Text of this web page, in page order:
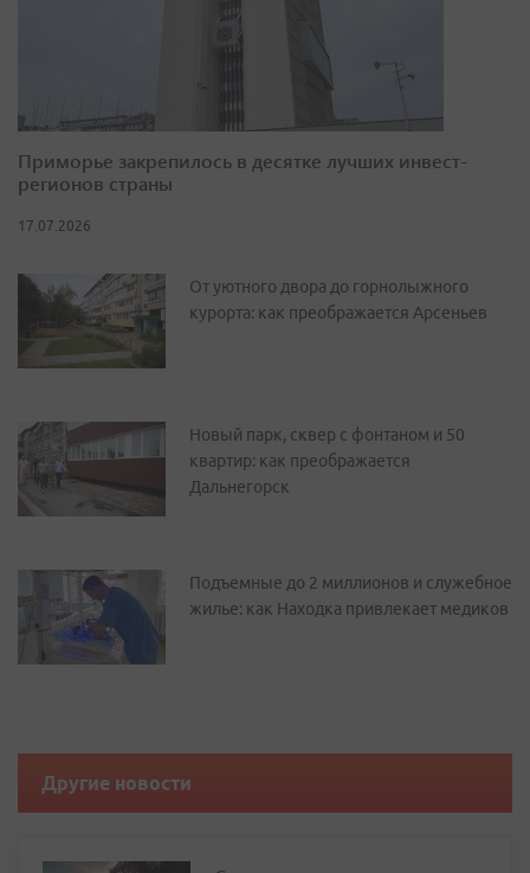
Приморье закрепилось в десятке лучших инвест-
регионов страны
17.07.2026
От уютного двора до горнолыжного
курорта: как преображается Арсеньев
Новый парк, сквер с фонтаном и 50
квартир: как преображается
Дальнегорск
Подъемные до 2 миллионов и служебное
жилье: как Находка привлекает медиков
Другие новости